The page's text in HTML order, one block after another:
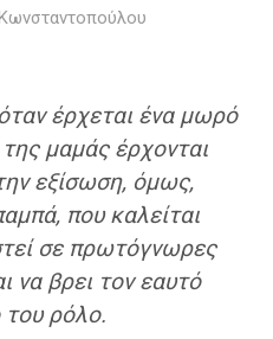
έρχεται ένα μωρό
μαμάς έρχονται
εξίσωση, όμως,
που καλείται
σε πρωτόγνωρες
να βρει τον εαυτό
του ρόλο.